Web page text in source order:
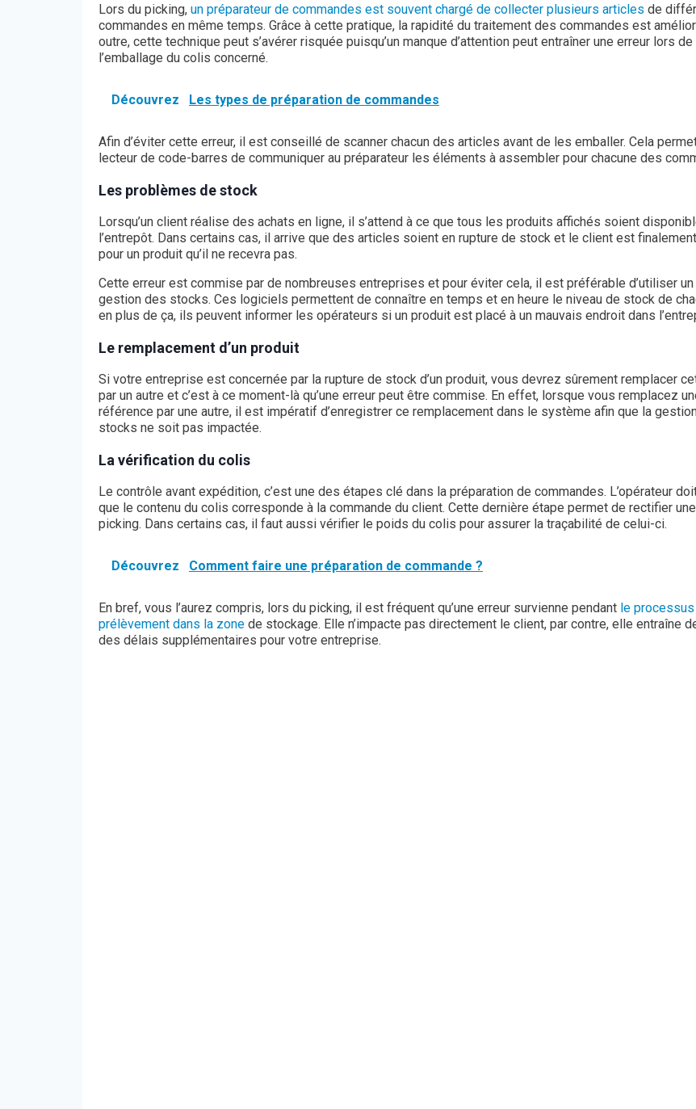
Lors du picking, un préparateur de commandes est souvent chargé de collecter plusieurs articles de
commandes en même temps. Grâce à cette pratique, la rapidité du traitement des commandes est
outre, cette technique peut s’avérer risquée puisqu’un manque d’attention peut entraîner une erreur lors de
l’emballage du colis concerné.
Découvrez Les types de préparation de commandes
Afin d’éviter cette erreur, il est conseillé de scanner chacun des articles avant de les emballer. Cela
lecteur de code-barres de communiquer au préparateur les éléments à assembler pour chacune des
Les problèmes de stock
Lorsqu’un client réalise des achats en ligne, il s’attend à ce que tous les produits affichés soient
l’entrepôt. Dans certains cas, il arrive que des articles soient en rupture de stock et le client est
pour un produit qu’il ne recevra pas.
Cette erreur est commise par de nombreuses entreprises et pour éviter cela, il est préférable d’utiliser
gestion des stocks. Ces logiciels permettent de connaître en temps et en heure le niveau de stock de
en plus de ça, ils peuvent informer les opérateurs si un produit est placé à un mauvais endroit dans
Le remplacement d’un produit
Si votre entreprise est concernée par la rupture de stock d’un produit, vous devrez sûrement remplacer
par un autre et c’est à ce moment-là qu’une erreur peut être commise. En effet, lorsque vous remplacez
référence par une autre, il est impératif d’enregistrer ce remplacement dans le système afin que la
stocks ne soit pas impactée.
La vérification du colis
Le contrôle avant expédition, c’est une des étapes clé dans la préparation de commandes. L’opérateur
que le contenu du colis corresponde à la commande du client. Cette dernière étape permet de rectifier
picking. Dans certains cas, il faut aussi vérifier le poids du colis pour assurer la traçabilité de celui-ci.
Découvrez Comment faire une préparation de commande ?
En bref, vous l’aurez compris, lors du picking, il est fréquent qu’une erreur survienne pendant le
prélèvement dans la zone de stockage. Elle n’impacte pas directement le client, par contre, elle entraîne
des délais supplémentaires pour votre entreprise.